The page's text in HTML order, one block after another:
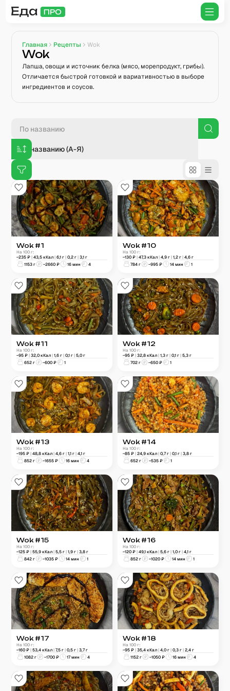
Главная Рецепты Wok
Wok
Лапша, овощи и источник белка (мясо, морепродукт, грибы).
Отличается быстрой готовкой и вариативностью в выборе
ингредиентов и соусов.
По названию (А-Я)
Wok #1
На 100 г:
~235 ₽| 43,5 кКал| 6,1 г| 0,2 г| 3,1 г
1153 г ~2660 ₽ 16 мин 4
Wok #10
На 100 г:
~130 ₽ | 47,3 кКал | 4,9 г | 1,2 г | 4,6 г
784 г ~995 ₽ 14 мин 1
Wok #11
На 100 г:
~95 ₽| 32,0 кКал| 1,6 г| 0,1 г| 5,0 г
652 г ~600 ₽ 1
Wok #12
На 100 г:
~95 ₽ | 32,8 кКал | 1,3 г | 0,1 г | 5,3 г
702 г ~650 ₽ 1
Wok #13
На 100 г:
~195 ₽| 48,8 кКал| 4,6 г| 1,1 г| 4,1 г
852 г ~1655 ₽ 16 мин 4
Wok #14
На 100 г:
~85 ₽ | 24,9 кКал | 0,7г | 0,1 г | 3,8 г
652 г ~535 ₽ 1
Wok #15
На 100 г:
~125 ₽| 55,9 кКал| 5,5 г| 1,9 г| 3,8 г
842 г ~1035 ₽ 14 мин 1
Wok #16
На 100 г:
~120 ₽ | 49,1 кКал | 5,6 г | 1,0 г | 4,1 г
852 г ~1020 ₽ 14 мин 1
Wok #17
На 100 г:
~160 ₽| 53,4 кКал| 7,5 г| 0,5 г| 3,7г
1082 г ~1700 ₽ 17 мин 4
Wok #18
На 100 г:
~95 ₽ | 35,4 кКал | 4,0 г | 0,3 г | 2,4 г
1152 г ~1050 ₽ 16 мин 4